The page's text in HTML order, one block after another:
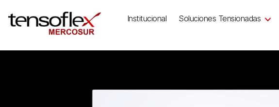
Institucional Soluciones Tensionadas